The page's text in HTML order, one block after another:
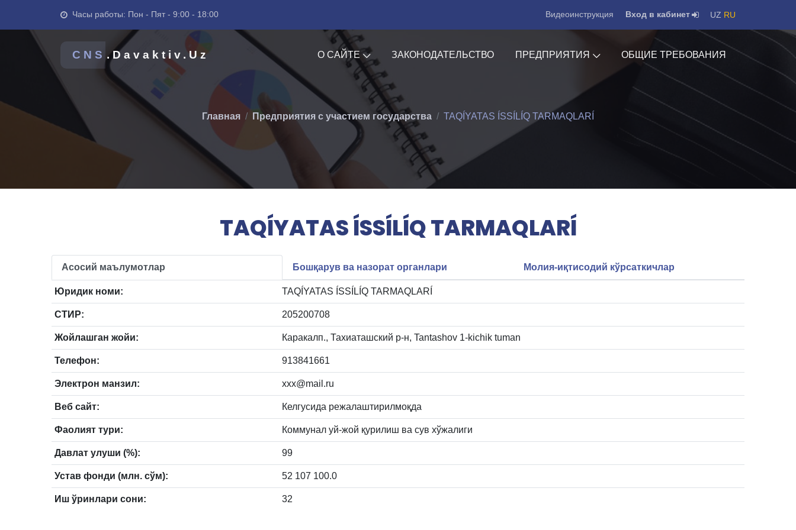
Часы работы: Пон - Пят - 9:00 - 18:00 Видеоинструкция Вход в кабинет UZ RU
CNS .Davaktiv.Uz О САЙТЕ ЗАКОНОДАТЕЛЬСТВО ПРЕДПРИЯТИЯ ОБЩИЕ ТРЕБОВАНИЯ
Главная Предприятия с участием государства TAQÍYATAS ÍSSÍLÍQ TARMAQLARÍ
TAQÍYATAS ÍSSÍLÍQ TARMAQLARÍ
Асосий маълумотлар Бошқарув ва назорат органлари Молия-иқтисодий кўрсаткичлар
Юридик номи: TAQÍYATAS ÍSSÍLÍQ TARMAQLARÍ
СТИР: 205200708
Жойлашган жойи: Каракалп., Тахиаташский р-н, Tantashov 1-kichik tuman
Телефон: 913841661
Электрон манзил: xxx@mail.ru
Веб сайт: Келгусида режалаштирилмоқда
Фаолият тури: Коммунал уй-жой қурилиш ва сув хўжалиги
Давлат улуши (%): 99
Устав фонди (млн. сўм): 52 107 100.0
Иш ўринлари сони: 32